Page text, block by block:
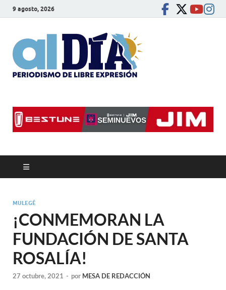
9 agosto, 2026
MULEGÉ
¡CONMEMORAN LA
FUNDACIÓN DE SANTA
ROSALÍA!
27 octubre, 2021 - por MESA DE REDACCIÓN